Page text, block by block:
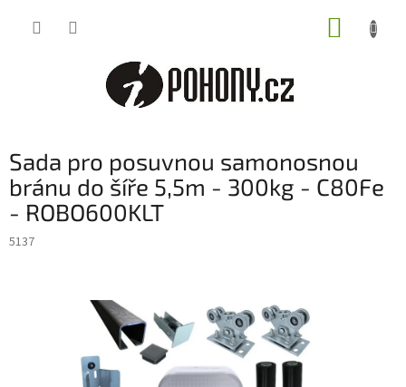
Sada pro posuvnou samonosnou
bránu do šíře 5,5m - 300kg - C80Fe
- ROBO600KLT
5137